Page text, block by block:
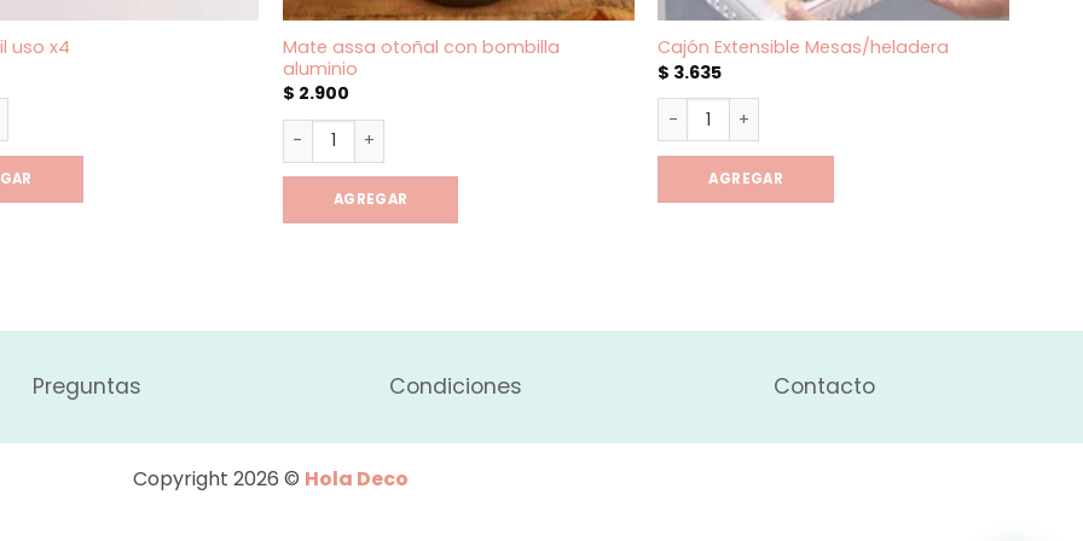
uso x4
uso x4 cantidad
Mate assa otoñal con bombilla
aluminio
$ 2.900
Mate assa otoñal con bombilla aluminio cantidad
AGREGAR
Cajón Extensible Mesas/heladera
$ 3.635
Cajón Extensible Mesas/heladera cantidad
AGREGAR
Preguntas Condiciones Contacto
Copyright 2026 © Hola Deco